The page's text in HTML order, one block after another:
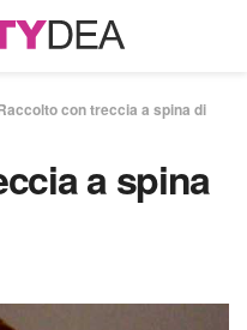
con treccia a spina di
a spina